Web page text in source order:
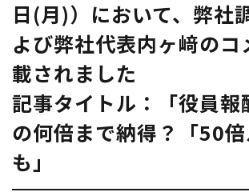
メールマガジン
会員ログイン
日(月)）において、弊社
よび弊社代表内ヶ﨑のコ
載されました
記事タイトル：「役員報
の何倍まで納得？「50倍
も」